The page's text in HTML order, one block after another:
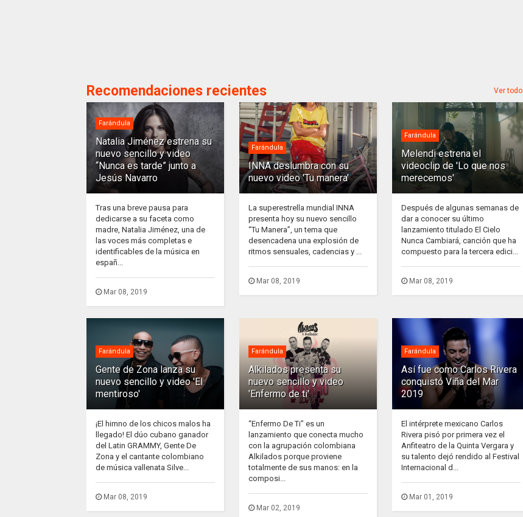
Recomendaciones recientes Ver todo
Farándula
Natalia Jiménez estrena su
nuevo sencillo y video
“Nunca es tarde” junto a
Jesús Navarro
Tras una breve pausa para
dedicarse a su faceta como
madre, Natalia Jiménez, una de
las voces más completas e
identificables de la música en
españ...
Mar 08, 2019
Farándula
INNA deslumbra con su
nuevo video 'Tu manera'
La superestrella mundial INNA
presenta hoy su nuevo sencillo
“Tu Manera”, un tema que
desencadena una explosión de
ritmos sensuales, cadencias y ...
Mar 08, 2019
Farándula
Melendi estrena el
videoclip de 'Lo que nos
merecemos'
Después de algunas semanas de
dar a conocer su último
lanzamiento titulado El Cielo
Nunca Cambiará, canción que ha
compuesto para la tercera edici...
Mar 08, 2019
Farándula
Gente de Zona lanza su
nuevo sencillo y video 'El
mentiroso'
¡El himno de los chicos malos ha
llegado! El dúo cubano ganador
del Latin GRAMMY, Gente De
Zona y el cantante colombiano
de música vallenata Silve...
Mar 08, 2019
Farándula
Alkilados presenta su
nuevo sencillo y video
'Enfermo de ti'
“Enfermo De Ti” es un
lanzamiento que conecta mucho
con la agrupación colombiana
Alkilados porque proviene
totalmente de sus manos: en la
composi...
Mar 02, 2019
Farándula
Así fue como Carlos Rivera
conquistó Viña del Mar
2019
El intérprete mexicano Carlos
Rivera pisó por primera vez el
Anfiteatro de la Quinta Vergara y
su talento dejó rendido al Festival
Internacional d...
Mar 01, 2019